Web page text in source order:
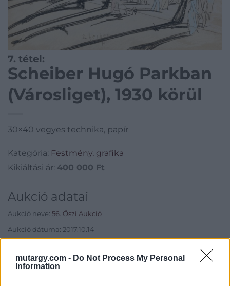
mutargy.com - Do Not Process My Personal
Information
7. tétel:
Scheiber Hugó Parkban
(Városliget), 1930 körül
30×40 vegyes technika, papír
Kategória: Festmény, grafika
Kikiáltási ár: 400 000 Ft
Aukció adatai
Aukció neve: 56. Őszi Aukció
Aukció dátuma: 2017.10.14
Aukció helye: Budapest Kongresszusi Központ